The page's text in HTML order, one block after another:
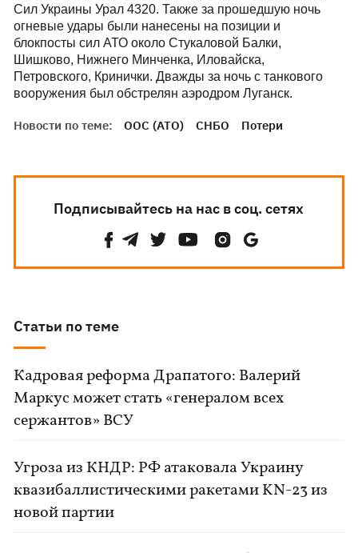
Сил Украины Урал 4320. Также за прошедшую ночь
огневые удары были нанесены на позиции и
блокпосты сил АТО около Стукаловой Балки,
Шишково, Нижнего Минченка, Иловайска,
Петровского, Кринички. Дважды за ночь с танкового
вооружения был обстрелян аэродром Луганск.
Новости по теме: ООС (АТО) СНБО Потери
Подписывайтесь на нас в соц. сетях
Статьи по теме
Кадровая реформа Драпатого: Валерий
Маркус может стать «генералом всех
сержантов» ВСУ
Угроза из КНДР: РФ атаковала Украину
квазибаллистическими ракетами KN-23 из
новой партии